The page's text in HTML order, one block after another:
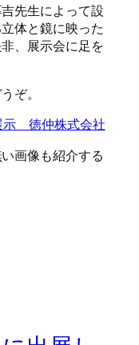
先生によって設
体と鏡に映った
、展示会に足を
ぞ。
示 徳仲株式会社
画像も紹介する